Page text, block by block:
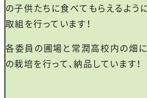
の子供たちに食べてもらえるよう
取組を行っています！
各委員の圃場と常潤高校内の畑
の栽培を行って、納品しています！